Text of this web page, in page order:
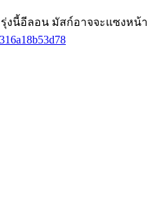
งนี้อีลอน มัสก์อาจจะแซงห